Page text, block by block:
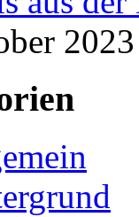
2023